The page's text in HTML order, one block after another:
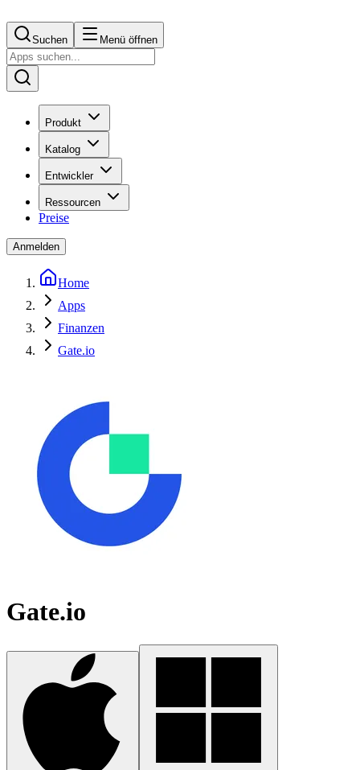
Suchen Menü öffnen
Produkt
Katalog
Entwickler
Ressourcen
Preise
Anmelden
Home
Apps
Finanzen
Gate.io
Gate.io